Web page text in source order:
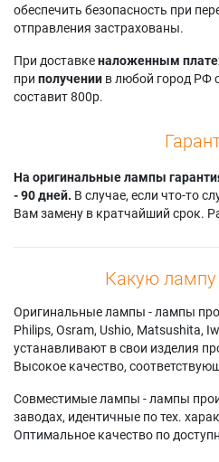
обеспечить безопасность при
отправления застрахованы.
При доставкеналоженным
при получении в любой город РФ
составит 800р.
На оригинальные лампы
- 90 дней. В случае, если что-то
Вам замену в кратчайший срок.
Какую
Оригинальные лампы - лампы
Philips, Osram, Ushio, Matsushita,
устанавливают в свои изделия
Высокое качество,
Совместимые лампы - лампы
заводах, идентичные по тех.
Оптимальное качество по